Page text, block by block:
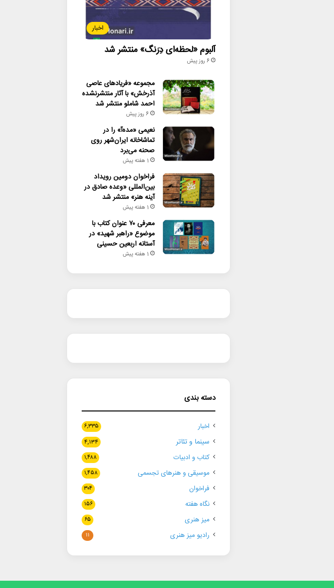
اخبار
آلبوم «لحظه‌ای دِرَنگ» منتشر شد
6 روز پیش
مجموعه «فریادهای عاصی
آذرخش» با آثار منتشرنشده
احمد شاملو منتشر شد
6 روز پیش
نعیمی «مده‌آ» را در
تماشاخانه ایران‌شهر روی
صحنه می‌برد
1 هفته پیش
فراخوان دومین رویداد
بین‌المللی «وعده صادق در
آینه هنر» منتشر شد
1 هفته پیش
معرفی ۷۰ عنوان کتاب با
موضوع «راهبر شهید» در
آستانه اربعین حسینی
1 هفته پیش
دسته بندی
اخبار ۶,۳۳۵
سینما و تئاتر ۴,۱۳۴
کتاب و ادبیات ۱,۴۸۸
موسیقی و هنرهای تجسمی ۱,۴۵۸
فراخوان ۳۰۴
نگاه هفته ۱۵۶
میز هنری ۶۵
رادیو میز هنری ۱۱